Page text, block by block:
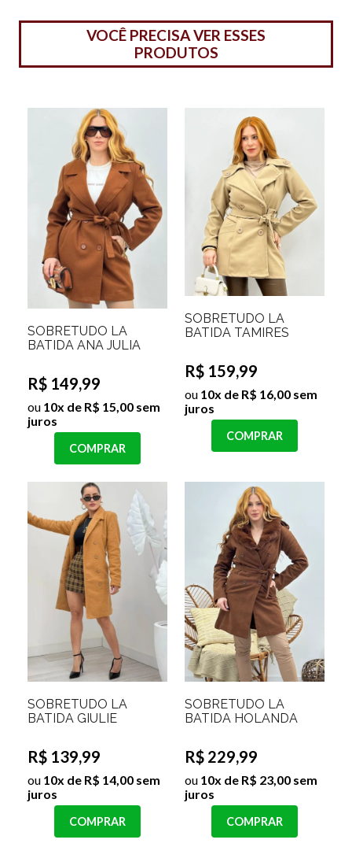
VOCÊ PRECISA VER ESSES
PRODUTOS
SOBRETUDO LÃ
BATIDA ANA JULIA
R$ 149,99
ou 10x de R$ 15,00 sem
juros
COMPRAR
SOBRETUDO LÃ
BATIDA TAMIRES
R$ 159,99
ou 10x de R$ 16,00 sem
juros
COMPRAR
SOBRETUDO LÃ
BATIDA GIULIE
R$ 139,99
ou 10x de R$ 14,00 sem
juros
COMPRAR
SOBRETUDO LÃ
BATIDA HOLANDA
R$ 229,99
ou 10x de R$ 23,00 sem
juros
COMPRAR